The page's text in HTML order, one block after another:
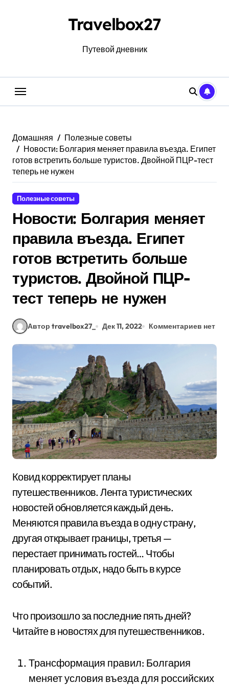
Travelbox27
Путевой дневник
Домашняя
Полезные советы
Новости: Болгария меняет правила въезда. Египет
готов встретить больше туристов. Двойной ПЦР-тест
теперь не нужен
Полезные советы
Новости: Болгария меняет
правила въезда. Египет
готов встретить больше
туристов. Двойной ПЦР-
тест теперь не нужен
Автор travelbox27_ Дек 11, 2022 Комментариев нет
Ковид корректирует планы
путешественников. Лента туристических
новостей обновляется каждый день.
Меняются правила въезда в одну страну,
другая открывает границы, третья —
перестает принимать гостей… Чтобы
планировать отдых, надо быть в курсе
событий.
Что произошло за последние пять дней?
Читайте в новостях для путешественников.
Трансформация правил: Болгария
меняет условия въезда для российских